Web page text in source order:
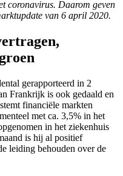
coronavirus. Daarom geven
van 6 april 2020.
gerapporteerd in 2
Frankrijk is ook gedaald en
financiële markten
met ca. 3,5% in het
in het ziekenhuis
is hij al positief
leiding behouden over de